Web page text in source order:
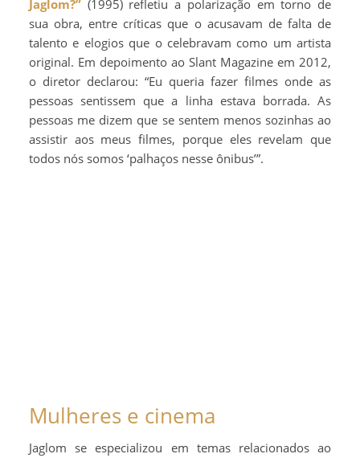
Jaglom?” (1995) refletiu a polarização em torno de
sua obra, entre críticas que o acusavam de falta de
talento e elogios que o celebravam como um artista
original. Em depoimento ao Slant Magazine em 2012,
o diretor declarou: “Eu queria fazer filmes onde as
pessoas sentissem que a linha estava borrada. As
pessoas me dizem que se sentem menos sozinhas ao
assistir aos meus filmes, porque eles revelam que
todos nós somos ‘palhaços nesse ônibus’”.
Mulheres e cinema
Jaglom se especializou em temas relacionados ao